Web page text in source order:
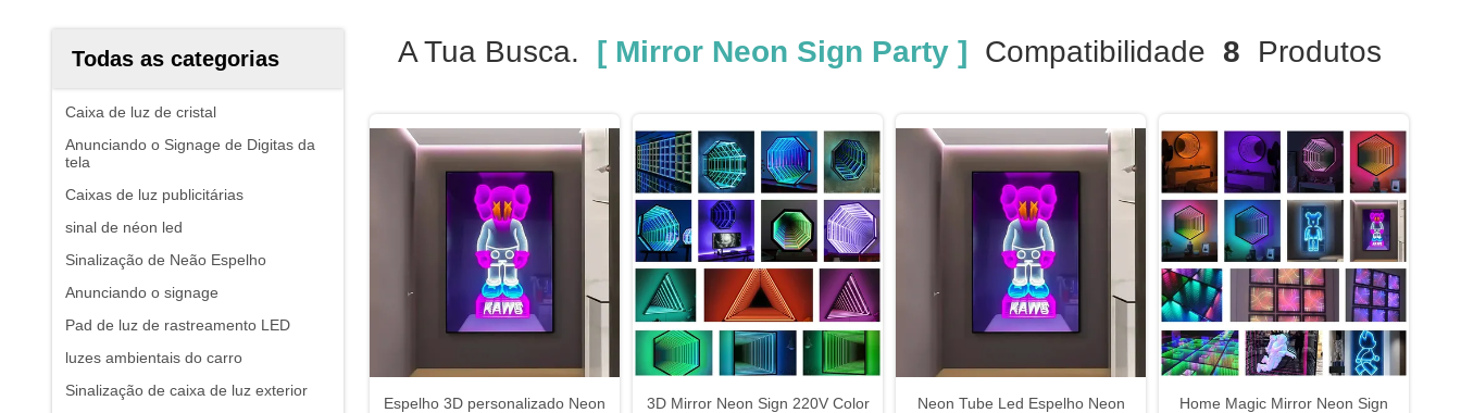
Todas as categorias
Caixa de luz de cristal
Anunciando o Signage de Digitas da
tela
Caixas de luz publicitárias
sinal de néon led
Sinalização de Neão Espelho
Anunciando o signage
Pad de luz de rastreamento LED
luzes ambientais do carro
Sinalização de caixa de luz exterior
A Tua Busca. [ Mirror Neon Sign Party ] Compatibilidade 8 Produtos
Espelho 3D personalizado Neon
3D Mirror Neon Sign 220V Color
Neon Tube Led Espelho Neon
Home Magic Mirror Neon Sign